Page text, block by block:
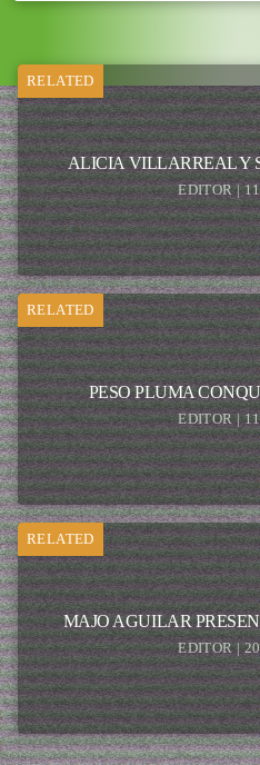
RELATED
ALICIA VILLARREAL Y
EDITOR |
RELATED
PESO PLUMA
EDITOR |
RELATED
MAJO AGUILAR
EDITOR |